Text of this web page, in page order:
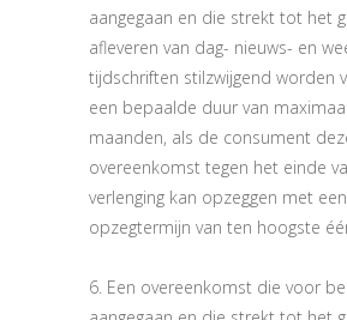
aangegaan en die strekt tot het
afleveren van dag- nieuws- en
tijdschriften stilzwijgend worden
een bepaalde duur van
maanden, als de consument
overeenkomst tegen het einde
verlenging kan opzeggen met een
opzegtermijn van ten hoogste
6. Een overeenkomst die voor